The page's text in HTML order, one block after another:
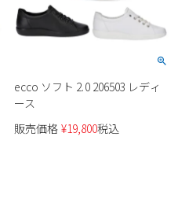
ecco ソフト 2.0 206503 レディ
ース
販売価格 ¥19,800税込